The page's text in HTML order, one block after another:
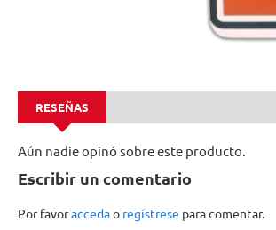
RESEÑAS
Aún nadie opinó sobre este producto.
Escribir un comentario
Por favoraccedao regístrese para comentar.